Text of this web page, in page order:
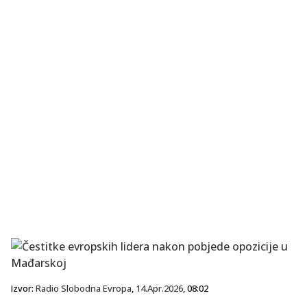
Izvor: Radio Slobodna Evropa, 14.Apr.2026, 08:02